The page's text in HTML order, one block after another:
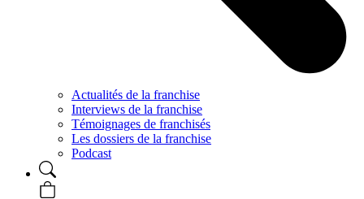
Actualités de la franchise
Interviews de la franchise
Témoignages de franchisés
Les dossiers de la franchise
Podcast